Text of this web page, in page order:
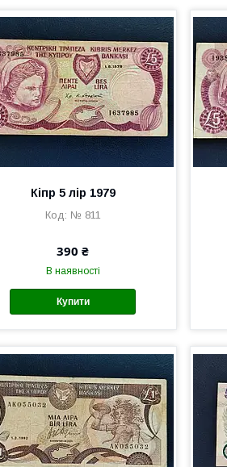
Кіпр 5 лір 1979
№ 811
390 ₴
В наявності
Купити